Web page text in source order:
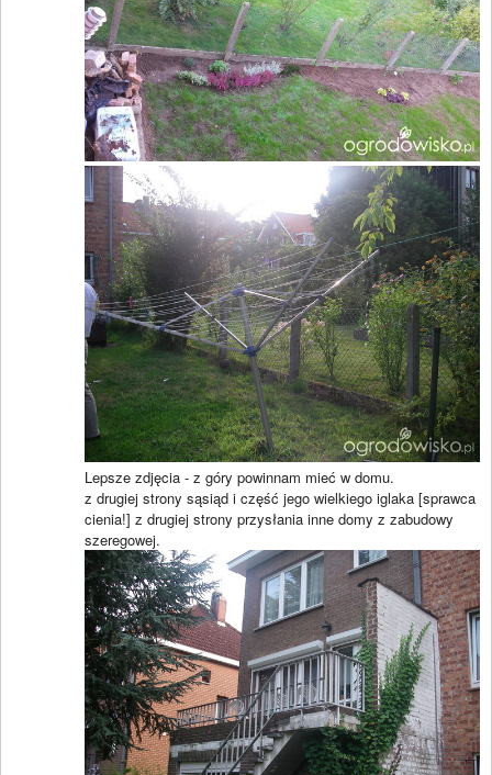
Lepsze zdjęcia - z góry powinnam mieć w domu.
z drugiej strony sąsiąd i część jego wielkiego iglaka [sprawca
cienia!] z drugiej strony przysłania inne domy z zabudowy
szeregowej.